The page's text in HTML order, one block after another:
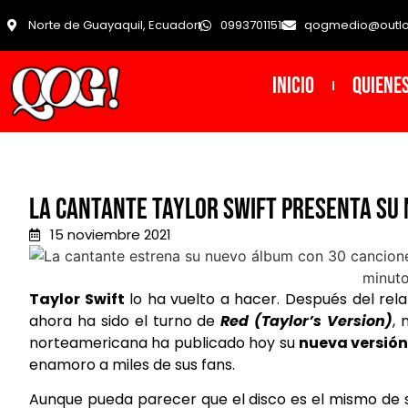
Norte de Guayaquil, Ecuador 0993701151
INICIO
La cantante Taylor Swift presenta su
15 noviembre 2021
Taylor Swift lo ha vuelto a hacer. Después del
ahora ha sido el turno deRed (Taylor’s Version),
norteamericana ha publicado hoy su nueva
enamoro a miles de sus fans.
Aunque pueda parecer que el disco es el mismo